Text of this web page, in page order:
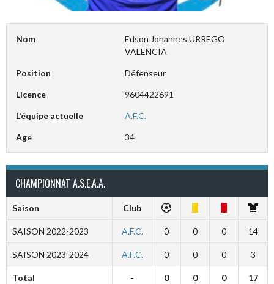
Nom
Edson Johannes URREGO
VALENCIA
Position Défenseur
Licence 9604422691
L'équipe actuelle A.F.C.
Age 34
CHAMPIONNAT A.S.E.A.A.
Saison Club
SAISON 2022-2023 A.F.C. 0 0 0 14
SAISON 2023-2024 A.F.C. 0 0 0 3
Total - 0 0 0 17